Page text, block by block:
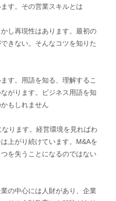
す。その営業スキルとは
し再現性はあります。最初の
きない。そんなコツを知りた
す。用語を知る、理解するこ
がります。ビジネス用語を知
もしれません
ります。経営環境を見ればわ
上がり続けています。M&Aを
を失うことになるのではない
の中心には人財があり、企業